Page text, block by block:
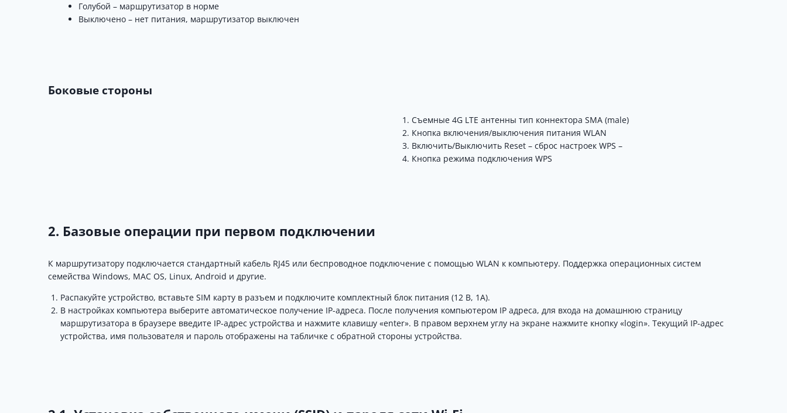
Голубой – маршрутизатор в норме
Выключено – нет питания, маршрутизатор выключен
Боковые стороны
Съемные 4G LTE антенны тип коннектора SMA (male)
Кнопка включения/выключения питания WLAN
Включить/Выключить Reset – сброс настроек WPS –
Кнопка режима подключения WPS
2. Базовые операции при первом подключении
К маршрутизатору подключается стандартный кабель RJ45 или беспроводное подключение с помощью WLAN к компьютеру. Поддержка операционных систем
семейства Windows, MAC OS, Linux, Android и другие.
Распакуйте устройство, вставьте SIM карту в разъем и подключите комплектный блок питания (12 В, 1А).
В настройках компьютера выберите автоматическое получение IP-адреса. После получения компьютером IP адреса, для входа на домашнюю страницу
маршрутизатора в браузере введите IP-адрес устройства и нажмите клавишу «enter». В правом верхнем углу на экране нажмите кнопку «login». Текущий IP-адрес
устройства, имя пользователя и пароль отображены на табличке с обратной стороны устройства.